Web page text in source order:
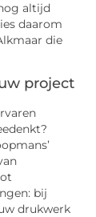
altijd
daarom
die
project
bij
drukwerk